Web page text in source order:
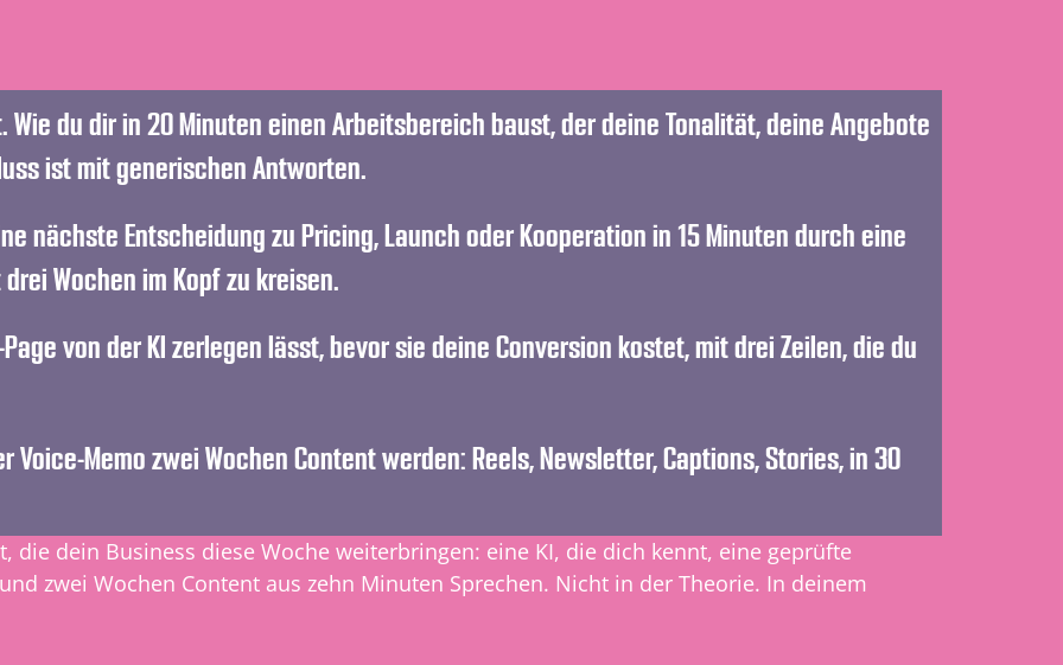
Wie du dir in 20 Minuten einen Arbeitsbereich baust, der deine Tonalität, deine Angebote
ist mit generischen Antworten.
nächste Entscheidung zu Pricing, Launch oder Kooperation in 15 Minuten durch eine
Wochen im Kopf zu kreisen.
von der KI zerlegen lässt, bevor sie deine Conversion kostet, mit drei Zeilen, die du
Voice-Memo zwei Wochen Content werden: Reels, Newsletter, Captions, Stories, in 30
die dein Business diese Woche weiterbringen: eine KI, die dich kennt, eine geprüfte
zwei Wochen Content aus zehn Minuten Sprechen. Nicht in der Theorie. In deinem